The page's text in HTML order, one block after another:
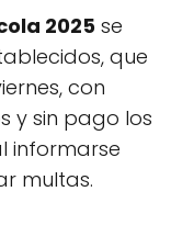
2025 se
que
con
y sin pago los
informarse
multas.